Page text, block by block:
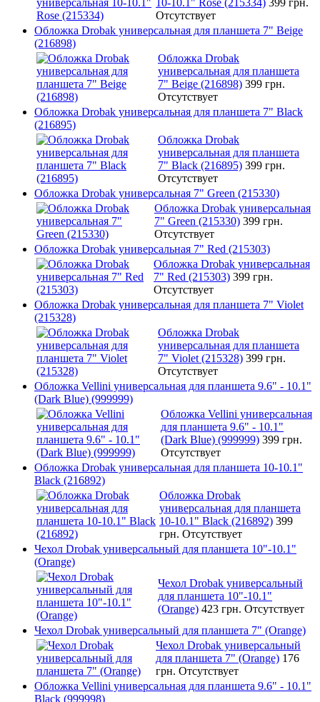
Отсутствует
Обложка Drobak универсальная для планшета 7" Beige
(216898)
Обложка Drobak
универсальная для планшета
7" Beige (216898) 399 грн.
Отсутствует
Обложка Drobak универсальная для планшета 7" Black
(216895)
Обложка Drobak
универсальная для планшета
7" Black (216895) 399 грн.
Отсутствует
Обложка Drobak универсальная 7" Green (215330)
Обложка Drobak универсальная
7" Green (215330) 399 грн.
Отсутствует
Обложка Drobak универсальная 7" Red (215303)
Обложка Drobak универсальная
7" Red (215303) 399 грн.
Отсутствует
Обложка Drobak универсальная для планшета 7" Violet
(215328)
Обложка Drobak
универсальная для планшета
7" Violet (215328) 399 грн.
Отсутствует
Обложка Vellini универсальная для планшета 9.6" - 10.1"
(Dark Blue) (999999)
Обложка Vellini универсальная
для планшета 9.6" - 10.1"
(Dark Blue) (999999) 399 грн.
Отсутствует
Обложка Drobak универсальная для планшета 10-10.1"
Black (216892)
Обложка Drobak
универсальная для планшета
10-10.1" Black (216892) 399
грн. Отсутствует
Чехол Drobak универсальный для планшета 10"-10.1"
(Orange)
Чехол Drobak универсальный
для планшета 10"-10.1"
(Orange) 423 грн. Отсутствует
Чехол Drobak универсальный для планшета 7" (Orange)
Чехол Drobak универсальный
для планшета 7" (Orange) 176
грн. Отсутствует
Обложка Vellini универсальная для планшета 9.6" - 10.1"
Black (999998)